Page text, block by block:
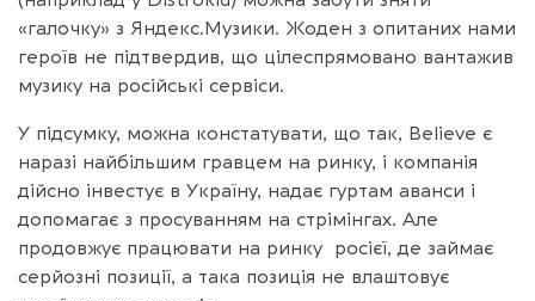
«галочку» з Яндекс.Музики. Жоден з опитаних нами
героїв не підтвердив, що цілеспрямовано вантажив
музику на російські сервіси.
У підсумку, можна констатувати, що так, Believe є
наразі найбільшим гравцем на ринку, і компанія
дійсно інвестує в Україну, надає гуртам аванси і
допомагає з просуванням на стрімінгах. Але
продовжує працювати на ринку росієї, де займає
серйозні позиції, а така позиція не влаштовує